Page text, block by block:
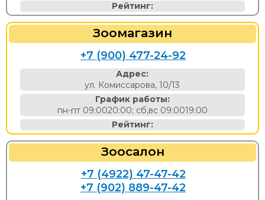
Рейтинг:
Зоомагазин
+7 (900) 477-24-92
Адрес:
ул. Комиссарова, 10/13
График работы:
пн-пт 09:0020:00; сб,вс 09:0019:00
Рейтинг:
Зоосалон
+7 (4922) 47-47-42
+7 (902) 889-47-42